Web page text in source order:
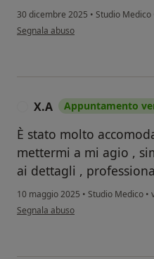
30 dicembre 2025 • Studio Medico
secondo l'opinione dell'utente NVD
Segnala abuso
X.A Appuntamento
È stato molto
mettermi a mi agio ,
ai dettagli ,
10 maggio 2025 • Studio Medico •
secondo l'opinione dell'utente X.A
Segnala abuso